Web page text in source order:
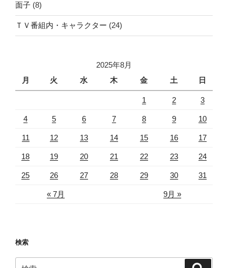
面子 (8)
ＴＶ番組内・キャラクター (24)
2025年8月
月
火 水 木 金 土 日
« 7月 9月 »
1 2 3
4 5 6 7 8 9 10
11 12 13 14 15 16 17
18 19 20 21 22 23 24
25 26 27 28 29 30 31
検索
検